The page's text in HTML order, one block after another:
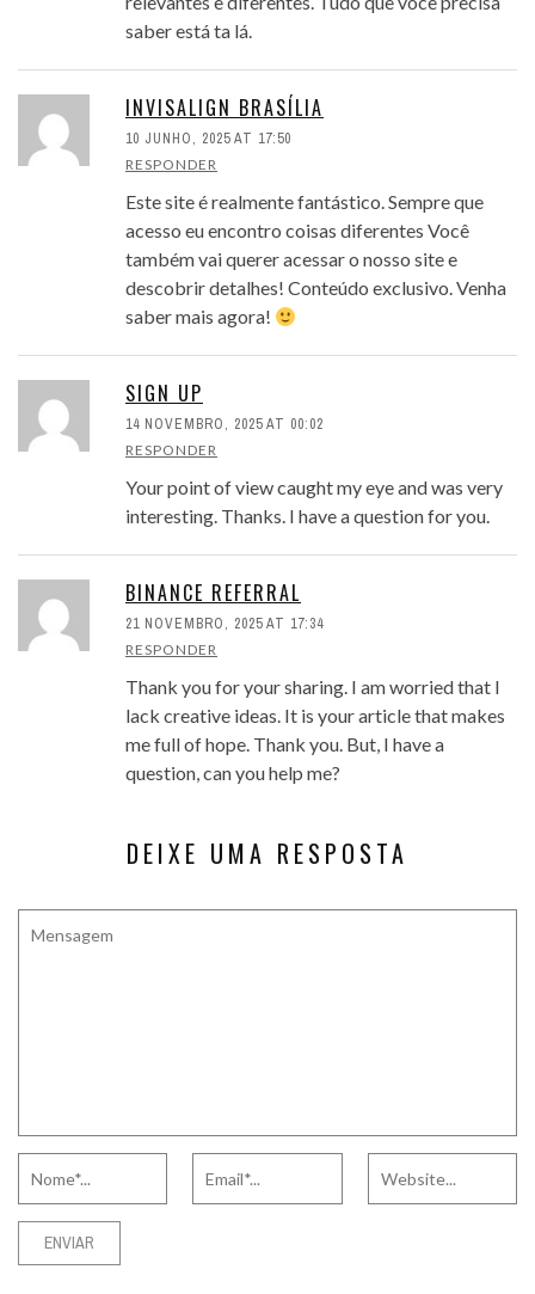
saber está ta lá.
INVISALIGN BRASÍLIA
10 JUNHO, 2025 AT 17:50
RESPONDER
Este site é realmente fantástico. Sempre que
acesso eu encontro coisas diferentes Você
também vai querer acessar o nosso site e
descobrir detalhes! Conteúdo exclusivo. Venha
saber mais agora!
SIGN UP
14 NOVEMBRO, 2025 AT 00:02
RESPONDER
Your point of view caught my eye and was very
interesting. Thanks. I have a question for you.
BINANCE REFERRAL
21 NOVEMBRO, 2025 AT 17:34
RESPONDER
Thank you for your sharing. I am worried that I
lack creative ideas. It is your article that makes
me full of hope. Thank you. But, I have a
question, can you help me?
DEIXE UMA RESPOSTA